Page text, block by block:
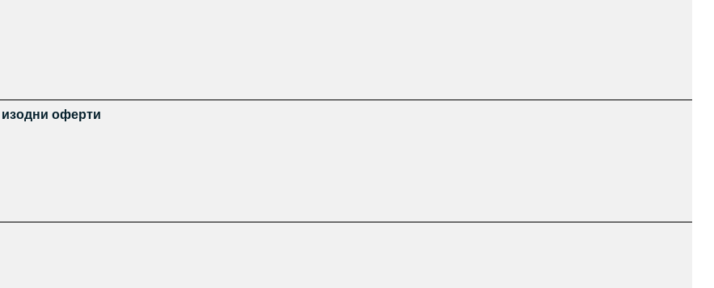
оферти